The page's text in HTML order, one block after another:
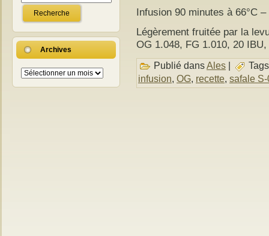
Archives
Archives
Infusion 90 minutes à 66°C
Légèrement fruitée par la
OG 1.048, FG 1.010, 20
Publié dansAles
infusion, OG, recette, safale